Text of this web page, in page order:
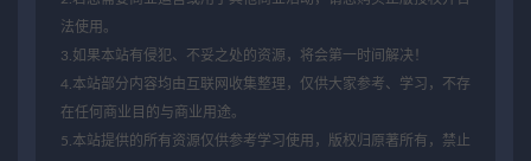
法使用。
3.如果本站有侵犯、不妥之处的资源，将会第一时间解决！
4.本站部分内容均由互联网收集整理，仅供大家参考、学习，不存
在任何商业目的与商业用途。
5.本站提供的所有资源仅供参考学习使用，版权归原著所有，禁止